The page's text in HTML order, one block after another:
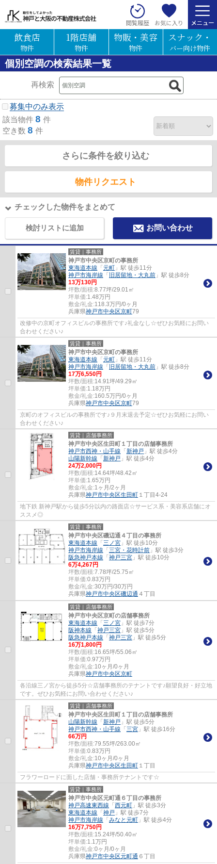
閲覧履歴 お気に入り
飲食店
物件
1階店舗
物件
物販・美容
物件
スナック・
バー向け物件
個別空調の検索結果一覧
再検索
募集中のみ表示
該当物件 8 件
空き数 8 件
さらに条件を絞り込む
物件リクエスト
チェックした物件をまとめて
検討リストに追加 お問い合わせ
賃貸｜事務所
神戸市中央区京町の事務所
東海道本線 「 元町 」駅 徒歩11分
神戸市海岸線 「 旧居留地・大丸前 」駅 徒歩8分
13万130円
坪数/面積:8.77坪/29.01㎡
坪単価:1.48万円
敷金/礼金:118.3万円/0ヶ月
兵庫県神戸市中央区京町79
改修中の京町オフィスビルの事務所です♪礼金なし☆ぜひお気軽にお問い
合わせください♪
賃貸｜事務所
神戸市中央区京町の事務所
東海道本線 「 元町 」駅 徒歩11分
神戸市海岸線 「 旧居留地・大丸前 」駅 徒歩8分
17万6,550円
坪数/面積:14.91坪/49.29㎡
坪単価:1.18万円
敷金/礼金:160.5万円/0ヶ月
兵庫県神戸市中央区京町79
京町のオフィスビルの事務所です♪９月末退去予定☆ぜひお気軽にお問い
合わせください♪
賃貸｜店舗事務所
神戸市中央区生田町１丁目の店舗事務所
神戸市西神・山手線 「 新神戸 」駅 徒歩4分
山陽新幹線 「 新神戸 」駅 徒歩4分
24万2,000円
坪数/面積:14.64坪/48.42㎡
坪単価:1.65万円
敷金/礼金:1ヶ月/2ヶ月
兵庫県神戸市中央区生田町 １丁目4-24
地下鉄 新神戸駅から徒歩5分以内の路面店☆サービス系・美容系店舗にオ
ススメ◎
賃貸｜事務所
神戸市中央区磯辺通４丁目の事務所
東海道本線 「 三ノ宮 」駅 徒歩10分
神戸市海岸線 「 三宮・花時計前 」駅 徒歩3分
阪急神戸本線 「 神戸三宮 」駅 徒歩10分
6万4,267円
坪数/面積:7.78坪/25.75㎡
坪単価:0.83万円
敷金/礼金:30万円/30万円
兵庫県神戸市中央区磯辺通 ４丁目
賃貸｜店舗事務所
神戸市中央区京町の店舗事務所
東海道本線 「 三ノ宮 」駅 徒歩7分
阪神本線 「 神戸三宮 」駅 徒歩5分
阪急神戸本線 「 神戸三宮 」駅 徒歩5分
16万1,800円
坪数/面積:16.65坪/55.06㎡
坪単価:0.97万円
敷金/礼金:10ヶ月/0ヶ月
兵庫県神戸市中央区京町
各沿線三ノ宮から徒歩5分☆店舗事務所のテナントです♪願望良好・好立地
です。ぜひお気軽にお問い合わせください♪
賃貸｜店舗事務所
神戸市中央区生田町１丁目の店舗事務所
山陽新幹線 「 新神戸 」駅 徒歩5分
神戸市西神・山手線 「 三宮 」駅 徒歩16分
66万円
坪数/面積:79.55坪/263.00㎡
坪単価:0.83万円
敷金/礼金:10ヶ月/0ヶ月
兵庫県神戸市中央区生田町 １丁目
フラワーロードに面した店舗・事務所テナントです☆
賃貸｜事務所
神戸市中央区元町通６丁目の事務所
神戸高速東西線 「 西元町 」駅 徒歩3分
東海道本線 「 神戸 」駅 徒歩7分
神戸市海岸線 「 みなと元町 」駅 徒歩4分
16万7,750円
坪数/面積:15.24坪/50.40㎡
坪単価:1.1万円
敷金/礼金:0ヶ月/0ヶ月
兵庫県神戸市中央区元町通 ６丁目